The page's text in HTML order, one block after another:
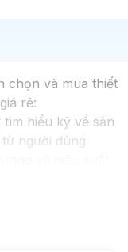
chọn và mua thiết
rẻ:
hiểu kỹ về sản
người dùng
mãi: Các cửa
giá, khuyến mãi